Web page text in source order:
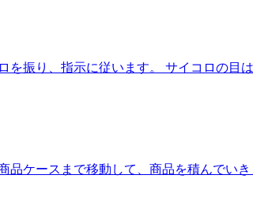
振り、指示に従います。 サイコロの目
ケースまで移動して、商品を積んでい